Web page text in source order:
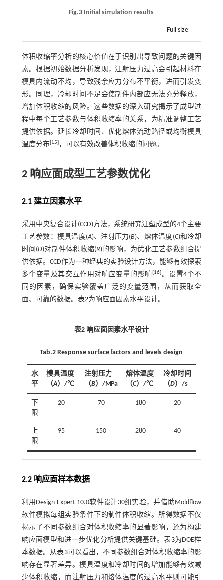
Fig.3 Initial simulation results
Full size
体积收缩率分析的核心价值在于识别出导致问题的关键因
素。根据初始数据分析发现，注射压力过高会引起材料在
模具内流动不均，导致残余应力分布不平衡，进而引发变
形。同理，冷却时间不足会使制件内部应无法充分释放，
增加体积收缩的风险。这些数据的深入研究揭示了成型过
程中每个工艺参数与体积收缩率的关系，为精准调整工艺
提供依据。延长冷却时间、优化熔体流动路径或均衡模具
温度分布[15]，可以有效改善体积收缩的问题。
2 响应面成型工艺参数优化
2.1 建立因素水平
采用中央复合设计(CCD)方法，系统研究注塑成型的4个主要
工艺参数：模具温度(A)、注射压力(B)、熔体温度(C)和冷却
时间(D)对制件体积收缩(R)的影响，为优化工艺参数组合提
供依据。CCD作为一种经典的实验设计方法，能够有效探索
多个变量及其交互作用对响应变量的影响 [16]。设置4个不
同的因素，确保实验覆盖广泛的变量范围，从而获取全
面、可靠的数据。 表2为响应面因素水平设计。
表2 响应面因素水平设计
Tab.2 Response surface factors and levels design
水
平
模具温度
（A）/℃
注射压力
（B）/MPa
熔体温度
（C）/℃
冷却时间
（D）/s
下
限
20 70 180 20
上
限
95 150 280 40
2.2 响应面样本数据
利用Design Expert 10.0软件设计30组实验，并借助Moldflow
软件模拟每组实验条件下的制件体积收缩。所得数据不仅
揭示了不同参数组合对体积收缩率的显著影响，还为构建
响应面模型和进一步优化分析提供关键基础。表3为DOE样
本数据。从表3可以看出，不同参数组合对体积收缩率的影
响存在显著差异。模具温度和冷却时间的增加能够有效减
少体积收缩，而注射压力和熔体温度的过高水平则可能引